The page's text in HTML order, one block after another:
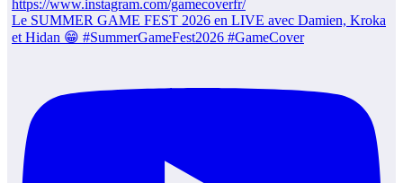
Le SUMMER GAME FEST 2026 en LIVE avec Damien, Kroka
et Hidan 😁 #SummerGameFest2026 #GameCover